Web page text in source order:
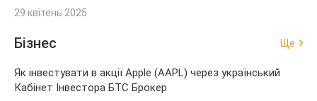
29 квітень 2025
Бізнес Ще
Як інвестувати в акції Apple (AAPL) через український
Кабінет Інвестора БТС Брокер